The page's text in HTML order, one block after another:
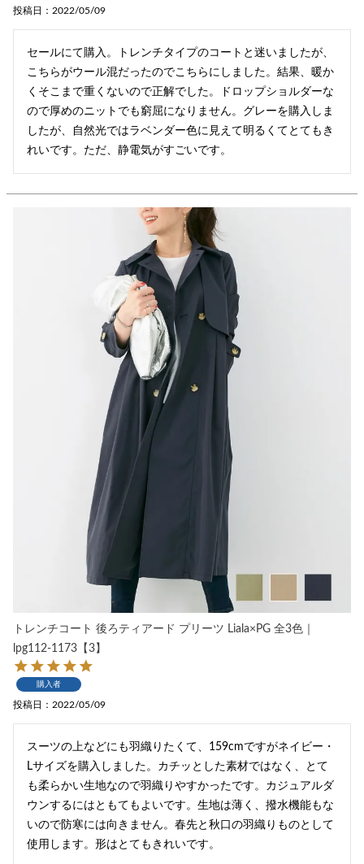
投稿日 2022/05/09
セールにて購入。トレンチタイプのコートと迷いましたが、
こちらがウール混だったのでこちらにしました。結果、暖か
くそこまで重くないので正解でした。ドロップショルダーな
ので厚めのニットでも窮屈になりません。グレーを購入しま
したが、自然光ではラベンダー色に見えて明るくてとてもき
れいです。ただ、静電気がすごいです。
トレンチコート 後ろティアード プリーツ Liala×PG 全3色｜
lpg112-1173【3】
購入者
投稿日 2022/05/09
スーツの上などにも羽織りたくて、159cmですがネイビー・
Lサイズを購入しました。カチッとした素材ではなく、とて
も柔らかい生地なので羽織りやすかったです。カジュアルダ
ウンするにはともてもよいです。生地は薄く、撥水機能もな
いので防寒には向きません。春先と秋口の羽織りものとして
使用します。形はとてもきれいです。